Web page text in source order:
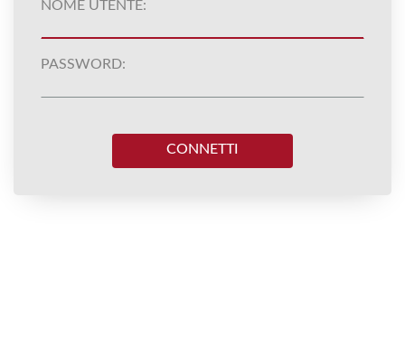
NOME UTENTE:
PASSWORD:
CONNETTI